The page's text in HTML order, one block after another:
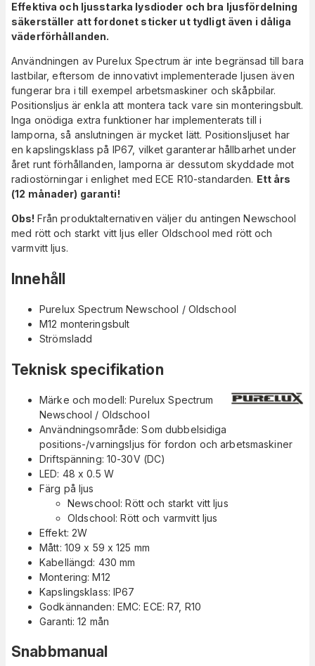
Effektiva och ljusstarka lysdioder och bra ljusfördelning
säkerställer att fordonet sticker ut tydligt även i dåliga
väderförhållanden.
Användningen av Purelux Spectrum är inte begränsad till bara
lastbilar, eftersom de innovativt implementerade ljusen även
fungerar bra i till exempel arbetsmaskiner och skåpbilar.
Positionsljus är enkla att montera tack vare sin monteringsbult.
Inga onödiga extra funktioner har implementerats till i
lamporna, så anslutningen är mycket lätt. Positionsljuset har
en kapslingsklass på IP67, vilket garanterar hållbarhet under
året runt förhållanden, lamporna är dessutom skyddade mot
radiostörningar i enlighet med ECE R10-standarden. Ett års
(12 månader) garanti!
Obs! Från produktalternativen väljer du antingen Newschool
med rött och starkt vitt ljus eller Oldschool med rött och
varmvitt ljus.
Innehåll
Purelux Spectrum Newschool / Oldschool
M12 monteringsbult
Strömsladd
Teknisk specifikation
Märke och modell: Purelux Spectrum
Newschool / Oldschool
Användningsområde: Som dubbelsidiga
positions-/varningsljus för fordon och arbetsmaskiner
Driftspänning: 10-30V (DC)
LED: 48 x 0.5 W
Färg på ljus
Newschool: Rött och starkt vitt ljus
Oldschool: Rött och varmvitt ljus
Effekt: 2W
Mått: 109 x 59 x 125 mm
Kabellängd: 430 mm
Montering: M12
Kapslingsklass: IP67
Godkännanden: EMC: ECE: R7, R10
Garanti: 12 mån
Snabbmanual